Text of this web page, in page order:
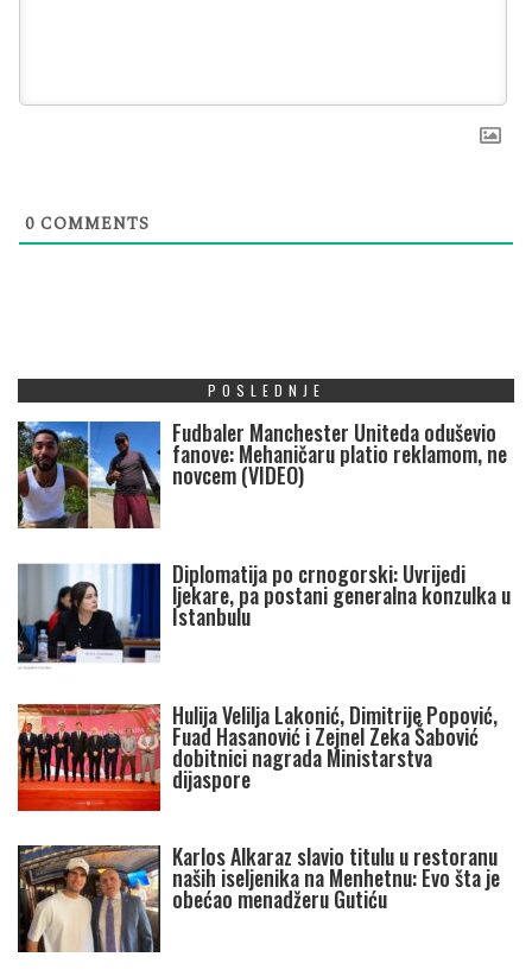
0 COMMENTS
POSLEDNJE
Fudbaler Manchester Uniteda oduševio
fanove: Mehaničaru platio reklamom, ne
novcem (VIDEO)
Diplomatija po crnogorski: Uvrijedi
ljekare, pa postani generalna konzulka u
Istanbulu
Hulija Velilja Lakonić, Dimitrije Popović,
Fuad Hasanović i Zejnel Zeka Šabović
dobitnici nagrada Ministarstva
dijaspore
Karlos Alkaraz slavio titulu u restoranu
naših iseljenika na Menhetnu: Evo šta je
obećao menadžeru Gutiću